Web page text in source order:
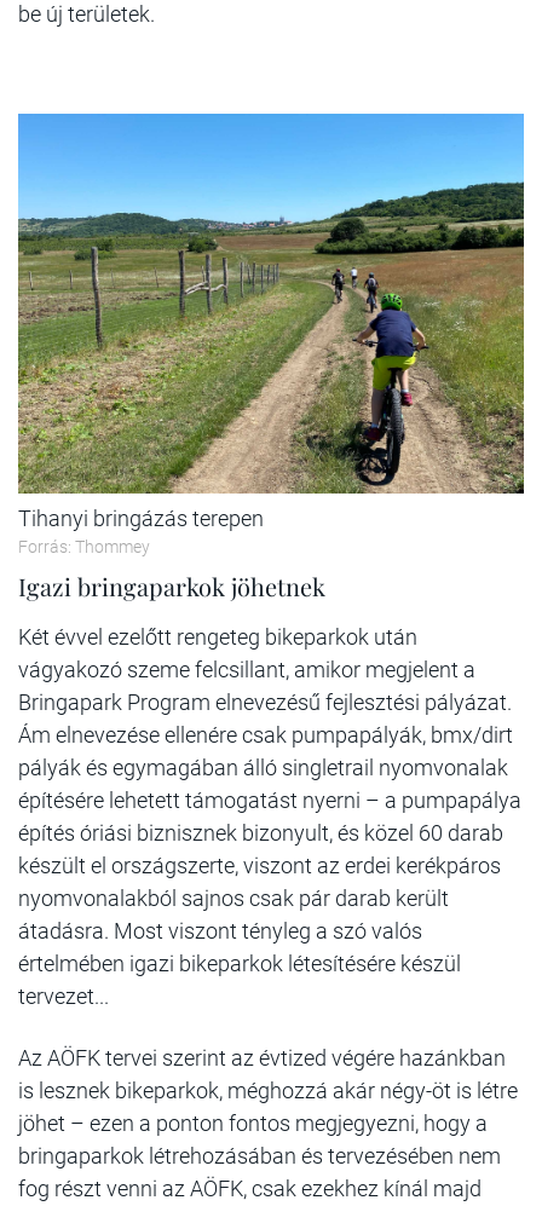
be új területek.
Tihanyi bringázás terepen
Forrás: Thommey
Igazi bringaparkok jöhetnek
Két évvel ezelőtt rengeteg bikeparkok után
vágyakozó szeme felcsillant, amikor megjelent a
Bringapark Program elnevezésű fejlesztési pályázat.
Ám elnevezése ellenére csak pumpapályák, bmx/dirt
pályák és egymagában álló singletrail nyomvonalak
építésére lehetett támogatást nyerni – a pumpapálya
építés óriási biznisznek bizonyult, és közel 60 darab
készült el országszerte, viszont az erdei kerékpáros
nyomvonalakból sajnos csak pár darab került
átadásra. Most viszont tényleg a szó valós
értelmében igazi bikeparkok létesítésére készül
tervezet...
Az AÖFK tervei szerint az évtized végére hazánkban
is lesznek bikeparkok, méghozzá akár négy-öt is létre
jöhet – ezen a ponton fontos megjegyezni, hogy a
bringaparkok létrehozásában és tervezésében nem
fog részt venni az AÖFK, csak ezekhez kínál majd